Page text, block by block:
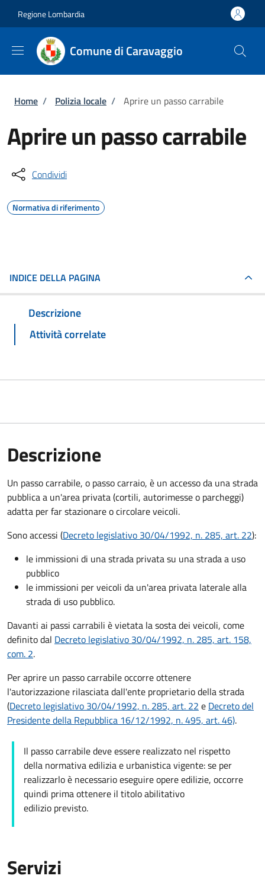
Regione Lombardia
Comune di Caravaggio
Briciole di pane
Home / Polizia locale / Aprire un passo carrabile
Aprire un passo carrabile
Condividi
Normativa di riferimento
INDICE DELLA PAGINA
Descrizione
Attività correlate
Descrizione
Un passo carrabile, o passo carraio, è un accesso da una strada
pubblica a un'area privata (cortili, autorimesse o parcheggi)
adatta per far stazionare o circolare veicoli.
Sono accessi (Decreto legislativo 30/04/1992, n. 285, art. 22):
le immissioni di una strada privata su una strada a uso
pubblico
le immissioni per veicoli da un'area privata laterale alla
strada di uso pubblico.
Davanti ai passi carrabili è vietata la sosta dei veicoli, come
definito dal Decreto legislativo 30/04/1992, n. 285, art. 158,
com. 2.
Per aprire un passo carrabile occorre ottenere
l'autorizzazione rilasciata dall'ente proprietario della strada
(Decreto legislativo 30/04/1992, n. 285, art. 22 e Decreto del
Presidente della Repubblica 16/12/1992, n. 495, art. 46).
Il passo carrabile deve essere realizzato nel rispetto
della normativa edilizia e urbanistica vigente: se per
realizzarlo è necessario eseguire opere edilizie, occorre
quindi prima ottenere il titolo abilitativo
edilizio previsto.
Servizi